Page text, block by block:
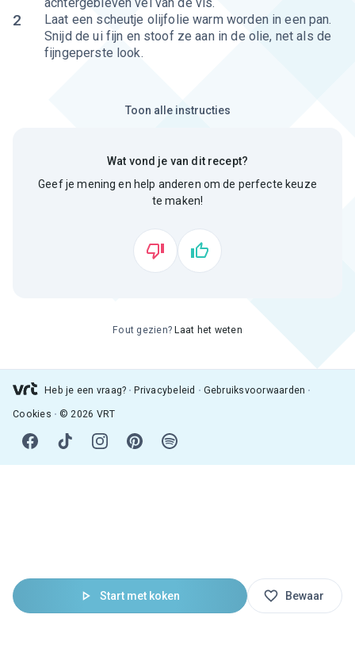
Start met koken Bewaar
2
Laat een scheutje olijfolie warm worden in een pan.
Snijd de ui fijn en stoof ze aan in de olie, net als de
fijngeperste look.
Toon alle instructies
Wat vond je van dit recept?
Geef je mening en help anderen om de perfecte keuze
te maken!
Fout gezien? Laat het weten
Heb je een vraag? Privacybeleid Gebruiksvoorwaarden
Cookies © 2026 VRT